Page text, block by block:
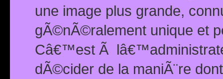
une image plus grande,
gÃ©nÃ©ralement unique et
Câ€™est Ã
dÃ©cider de la maniÃ¨re